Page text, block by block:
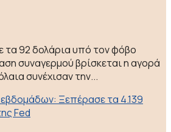
τα 92 δολάρια υπό τον φόβο
συναγερμού βρίσκεται η αγορά
συνέχισαν την...